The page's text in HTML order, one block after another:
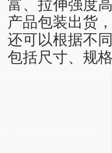
富、拉伸强度
产品包装出货
还可以根据不
包括尺寸、规